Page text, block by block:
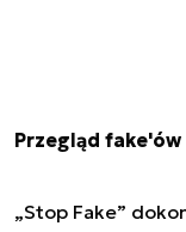
Przegląd fake'ów
„Stop Fake”